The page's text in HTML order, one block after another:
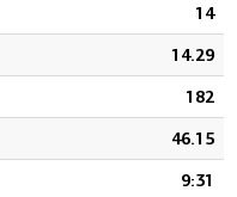
14
14.29
182
46.15
9:31